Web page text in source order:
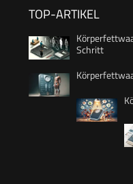
TOP-ARTIKEL
Schritt